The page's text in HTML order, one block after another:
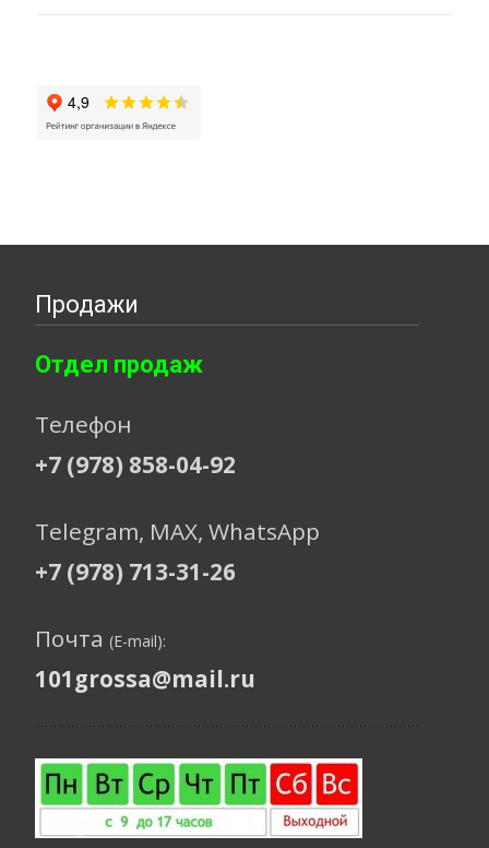
Продажи
Отдел продаж
Телефон
+7 (978) 858-04-92
Telegram, МАХ, WhatsApp
+7 (978) 713-31-26
Почта (E-mail):
101grossa@mail.ru